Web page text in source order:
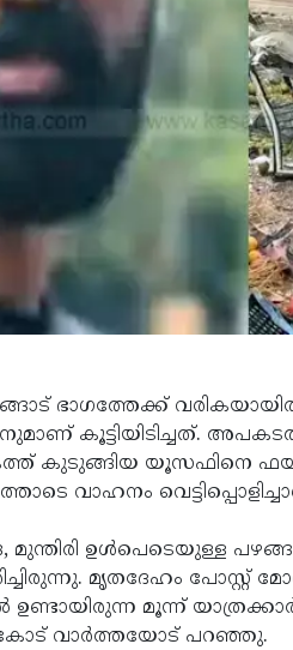
ഭാഗത്തേക്ക്
കൂട്ടിയിടിച്ചത്.
കുടുങ്ങിയ
വാഹനം
മുന്തിരി ഉൾപെടെയുള്ള
മൃതദേഹം പോസ്റ്റ്
ഉണ്ടായിരുന്ന മൂന്ന്
വാർത്തയോട് പറഞ്ഞു.